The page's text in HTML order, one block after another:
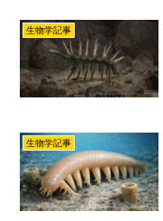
生物学記事
生物学記事